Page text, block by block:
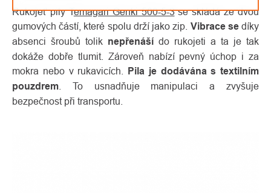
Rukojeť pily Temagari Genki 500-5-3se skládá ze dvou
gumových částí, které spolu drží jako zip. Vibrace sedíky
absenci šroubů tolik nepřenáší do rukojeti a ta je tak
dokáže dobře tlumit. Zároveň nabízí pevný úchop i za
mokra nebo v rukavicích. Pila je dodávána s textilním
pouzdrem . To usnadňuje manipulaci a zvyšuje
bezpečnost při transportu.